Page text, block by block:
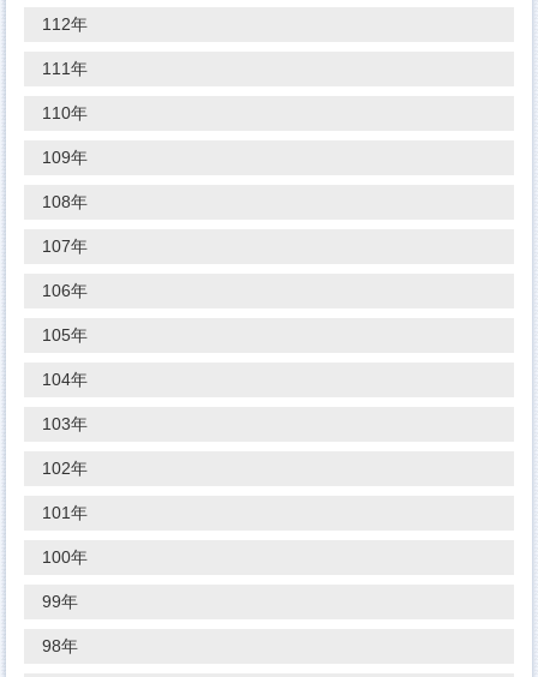
112年
111年
110年
109年
108年
107年
106年
105年
104年
103年
102年
101年
100年
99年
98年